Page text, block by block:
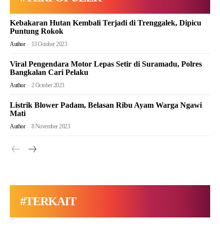
Kebakaran Hutan Kembali Terjadi di Trenggalek, Dipicu
Puntung Rokok
Author - 13 October 2023
Viral Pengendara Motor Lepas Setir di Suramadu, Polres
Bangkalan Cari Pelaku
Author - 2 October 2023
Listrik Blower Padam, Belasan Ribu Ayam Warga Ngawi
Mati
Author - 8 November 2023
#TERKAIT